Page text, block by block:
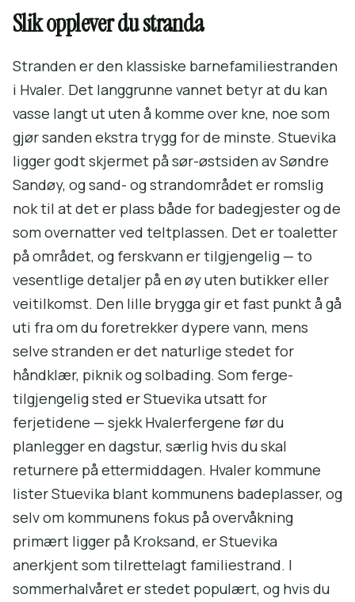
Slik opplever du stranda
Stranden er den klassiske barnefamiliestranden
i Hvaler. Det langgrunne vannet betyr at du kan
vasse langt ut uten å komme over kne, noe som
gjør sanden ekstra trygg for de minste. Stuevika
ligger godt skjermet på sør-østsiden av Søndre
Sandøy, og sand- og strandområdet er romslig
nok til at det er plass både for badegjester og de
som overnatter ved teltplassen. Det er toaletter
på området, og ferskvann er tilgjengelig — to
vesentlige detaljer på en øy uten butikker eller
veitilkomst. Den lille brygga gir et fast punkt å gå
uti fra om du foretrekker dypere vann, mens
selve stranden er det naturlige stedet for
håndklær, piknik og solbading. Som ferge-
tilgjengelig sted er Stuevika utsatt for
ferjetidene — sjekk Hvalerfergene før du
planlegger en dagstur, særlig hvis du skal
returnere på ettermiddagen. Hvaler kommune
lister Stuevika blant kommunens badeplasser, og
selv om kommunens fokus på overvåkning
primært ligger på Kroksand, er Stuevika
anerkjent som tilrettelagt familiestrand. I
sommerhalvåret er stedet populært, og hvis du